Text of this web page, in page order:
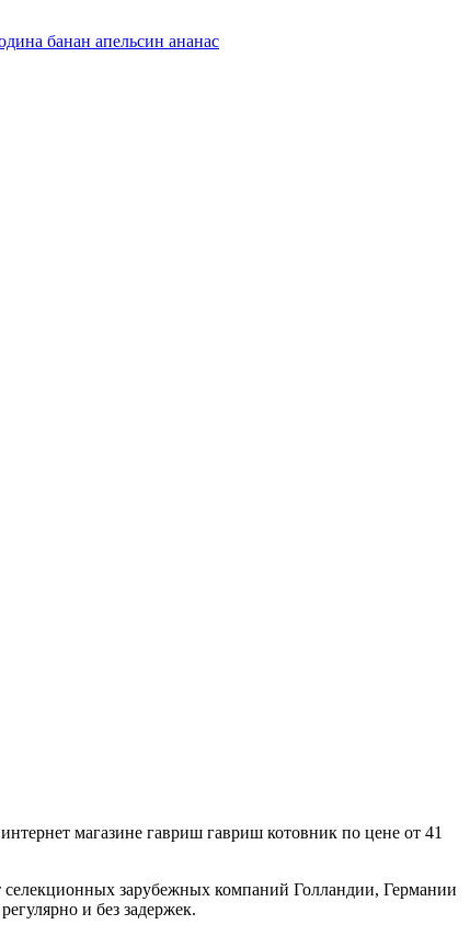
банан апельсин ананас
магазине гавриш гавриш котовник по цене от 41
зарубежных компаний Голландии, Германии
и без задержек.